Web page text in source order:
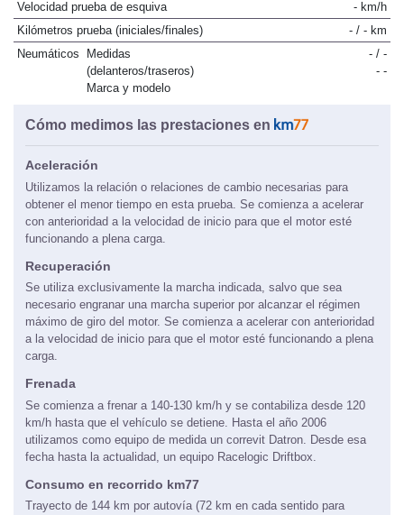
Velocidad prueba de esquiva
- km/h
Kilómetros prueba (iniciales/finales)
- / - km
Neumáticos
Medidas
(delanteros/traseros)
Marca y modelo
- / -
- -
Cómo medimos las prestaciones en
Aceleración
Utilizamos la relación o relaciones de cambio necesarias para
obtener el menor tiempo en esta prueba. Se comienza a acelerar
con anterioridad a la velocidad de inicio para que el motor esté
funcionando a plena carga.
Recuperación
Se utiliza exclusivamente la marcha indicada, salvo que sea
necesario engranar una marcha superior por alcanzar el régimen
máximo de giro del motor. Se comienza a acelerar con anterioridad
a la velocidad de inicio para que el motor esté funcionando a plena
carga.
Frenada
Se comienza a frenar a 140-130 km/h y se contabiliza desde 120
km/h hasta que el vehículo se detiene. Hasta el año 2006
utilizamos como equipo de medida un correvit Datron. Desde esa
fecha hasta la actualidad, un equipo Racelogic Driftbox.
Consumo en recorrido km77
Trayecto de 144 km por autovía (72 km en cada sentido para